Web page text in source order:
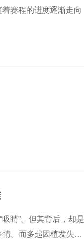
赛程的进度逐渐走向
睛”。但其背后，却是
。而多起因植发失败